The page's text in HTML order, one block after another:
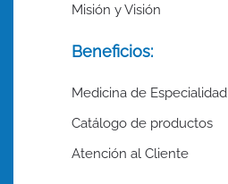
Misión y Visión
Beneficios:
Medicina de Especialidad
Catálogo de productos
Atención al Cliente